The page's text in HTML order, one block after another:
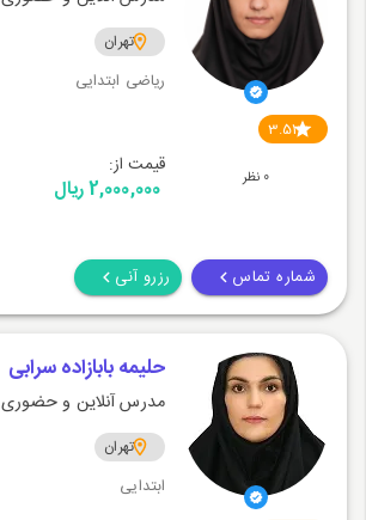
3.51
0 نظر
تهران
ریاضی ابتدایی
قیمت از:
2,000,000 ریال
شماره تماس رزرو آنی
حلیمه بابازاده سرابی
مدرس آنلاین و حضوری
تهران
ابتدایی